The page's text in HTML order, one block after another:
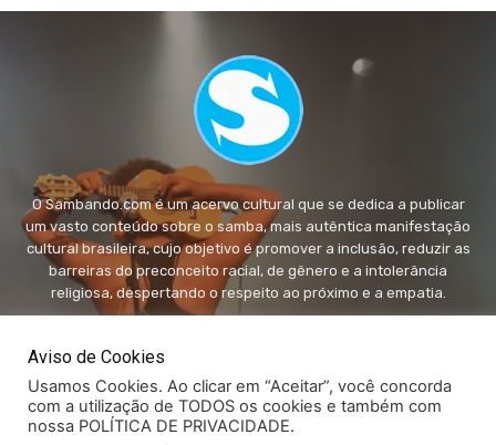
O Sambando.com é um acervo cultural que se dedica a publicar
um vasto conteúdo sobre o samba, mais autêntica manifestação
cultural brasileira, cujo objetivo é promover a inclusão, reduzir as
barreiras do preconceito racial, de gênero e a intolerância
religiosa, despertando o respeito ao próximo e a empatia.
Aviso de Cookies
Usamos Cookies. Ao clicar em “Aceitar”, você concorda
com a utilização de TODOS os cookies e também com
nossa POLÍTICA DE PRIVACIDADE.